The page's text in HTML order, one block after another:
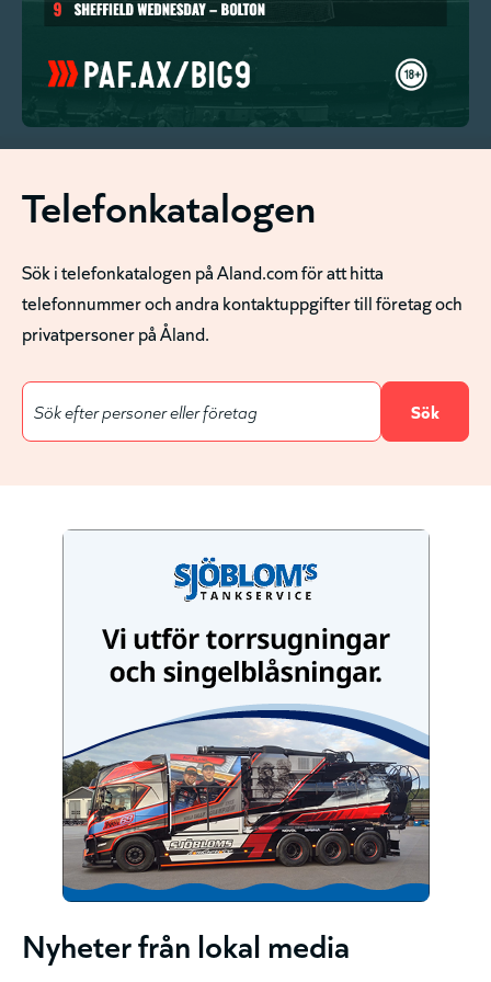
Telefonkatalogen
Sök i telefonkatalogen på Aland.com för att hitta
telefonnummer och andra kontaktuppgifter till företag och
privatpersoner på Åland.
Nyheter från lokal media